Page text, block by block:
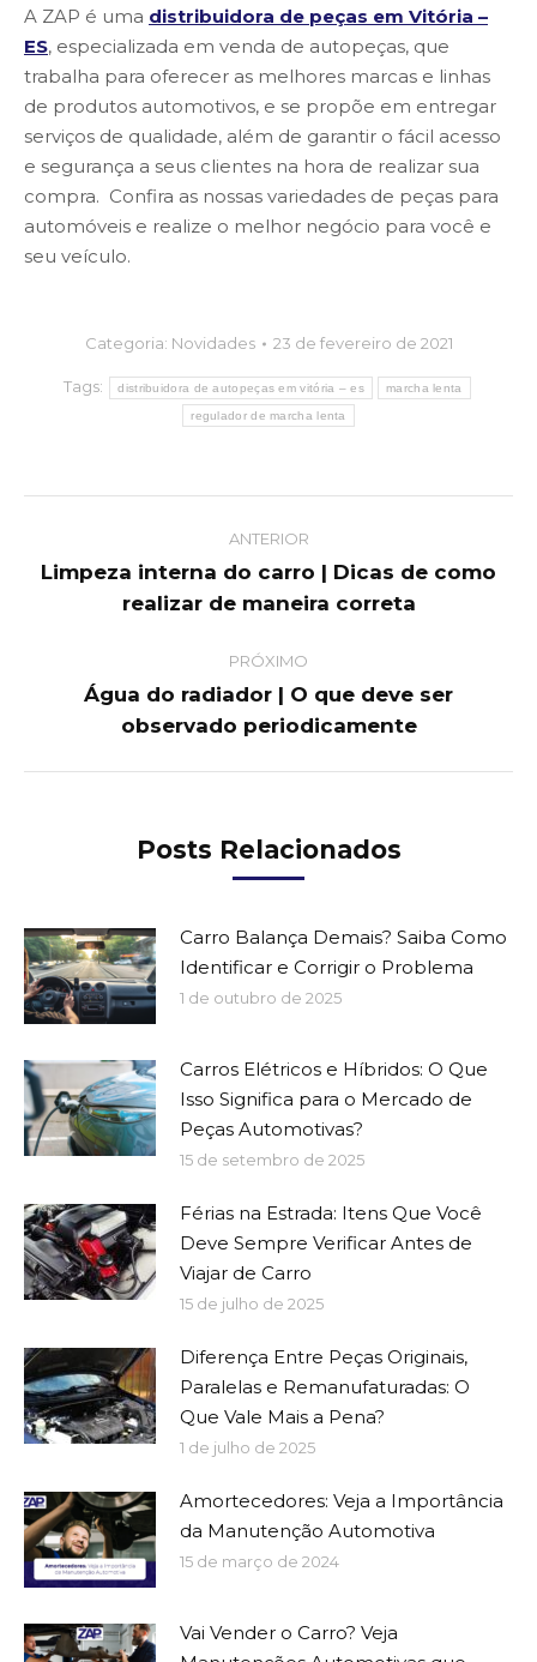
A ZAP é uma distribuidora de peças em Vitória –
ES, especializada em venda de autopeças, que
trabalha para oferecer as melhores marcas e linhas
de produtos automotivos, e se propõe em entregar
serviços de qualidade, além de garantir o fácil acesso
e segurança a seus clientes na hora de realizar sua
compra. Confira as nossas variedades de peças para
automóveis e realize o melhor negócio para você e
seu veículo.
Categoria: Novidades 23 de fevereiro de 2021
Tags: distribuidora de autopeças em vitória – es marcha lenta
regulador de marcha lenta
navigation
ANTERIOR
Previous
post:
Limpeza interna do carro | Dicas de como
realizar de maneira correta
PRÓXIMO
Next
post:
Água do radiador | O que deve ser
observado periodicamente
Posts Relacionados
Carro Balança Demais? Saiba Como
Identificar e Corrigir o Problema
1 de outubro de 2025
Carros Elétricos e Híbridos: O Que
Isso Significa para o Mercado de
Peças Automotivas?
15 de setembro de 2025
Férias na Estrada: Itens Que Você
Deve Sempre Verificar Antes de
Viajar de Carro
15 de julho de 2025
Diferença Entre Peças Originais,
Paralelas e Remanufaturadas: O
Que Vale Mais a Pena?
1 de julho de 2025
Amortecedores: Veja a Importância
da Manutenção Automotiva
15 de março de 2024
Vai Vender o Carro? Veja